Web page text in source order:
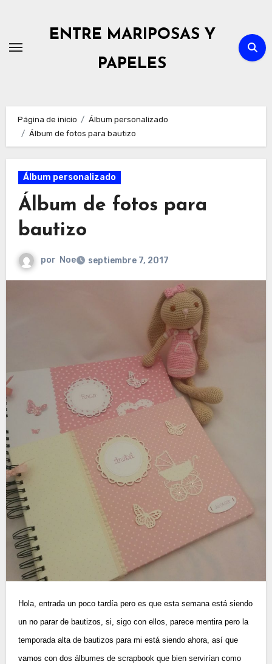
contenido
ENTRE MARIPOSAS Y
PAPELES
Página de inicio
Álbum personalizado
Álbum de fotos para bautizo
Álbum personalizado
Álbum de fotos para
bautizo
por Noe septiembre 7, 2017
Hola, entrada un poco tardía pero es que esta semana está siendo
un no parar de bautizos, si, sigo con ellos, parece mentira pero la
temporada alta de bautizos para mi está siendo ahora, así que
vamos con dos álbumes de scrapbook que bien servirían como